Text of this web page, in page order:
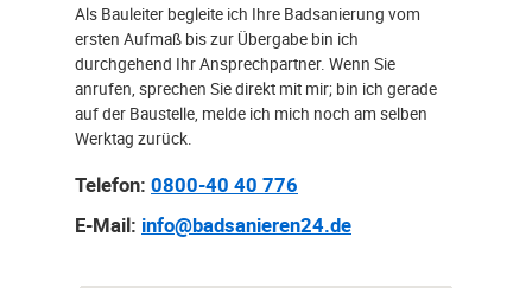
Als Bauleiter begleite ich Ihre Badsanierung vom
ersten Aufmaß bis zur Übergabe bin ich
durchgehend Ihr Ansprechpartner. Wenn Sie
anrufen, sprechen Sie direkt mit mir; bin ich gerade
auf der Baustelle, melde ich mich noch am selben
Werktag zurück.
Telefon: 0800-40 40 776
E-Mail: info@badsanieren24.de